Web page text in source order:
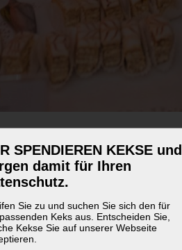
SPENDIEREN KEKSE und
damit für Ihren
Sie zu und suchen Sie sich den für
Keks aus. Entscheiden Sie,
Kekse Sie auf unserer Webseite